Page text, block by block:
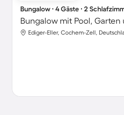
Bungalow ∙ 4 Gäste ∙ 2
Bungalow mit Pool, Garten
Ediger-Eller, Cochem-Zell,